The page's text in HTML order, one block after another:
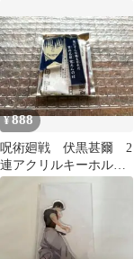
¥888
呪術廻戦 伏黒甚爾 2
連アクリルキーホルダ
ー